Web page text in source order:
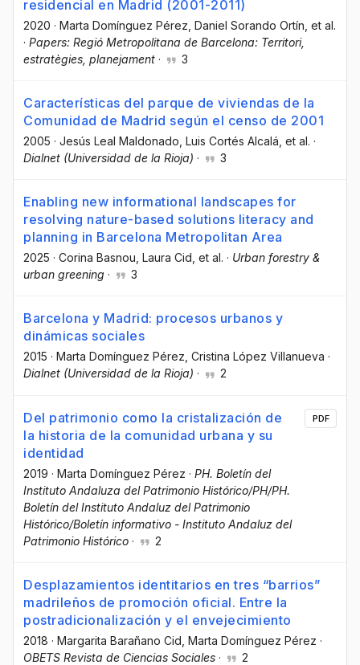
residencial en Madrid (2001-2011)
2020 · Marta Domínguez Pérez , Daniel Sorando Ortín , et al.
· Papers: Regió Metropolitana de Barcelona: Territori,
estratègies, planejament · 3
Características del parque de viviendas de la
Comunidad de Madrid según el censo de 2001
2005 · Jesús Leal Maldonado , Luis Cortés Alcalá , et al. ·
Dialnet (Universidad de la Rioja) · 3
Enabling new informational landscapes for
resolving nature-based solutions literacy and
planning in Barcelona Metropolitan Area
2025 · Corina Basnou , Laura Cid , et al. · Urban forestry &
urban greening · 3
Barcelona y Madrid: procesos urbanos y
dinámicas sociales
2015 · Marta Domínguez Pérez, Cristina López Villanueva ·
Dialnet (Universidad de la Rioja) · 2
Del patrimonio como la cristalización de
la historia de la comunidad urbana y su
identidad
2019 · Marta Domínguez Pérez · PH. Boletín del
Instituto Andaluza del Patrimonio Histórico/PH/PH.
Boletín del Instituto Andaluz del Patrimonio
Histórico/Boletín informativo - Instituto Andaluz del
Patrimonio Histórico · 2
PDF
Desplazamientos identitarios en tres “barrios”
madrileños de promoción oficial. Entre la
postradicionalización y el envejecimiento
2018 · Margarita Barañano Cid , Marta Domínguez Pérez ·
OBETS Revista de Ciencias Sociales · 2